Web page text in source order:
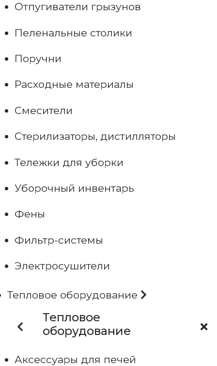
Отпугиватели грызунов
Пеленальные столики
Поручни
Расходные материалы
Смесители
Стерилизаторы, дистилляторы
Тележки для уборки
Уборочный инвентарь
Фены
Фильтр-системы
Электросушители
Тепловое оборудование
Тепловое
оборудование
Аксессуары для печей